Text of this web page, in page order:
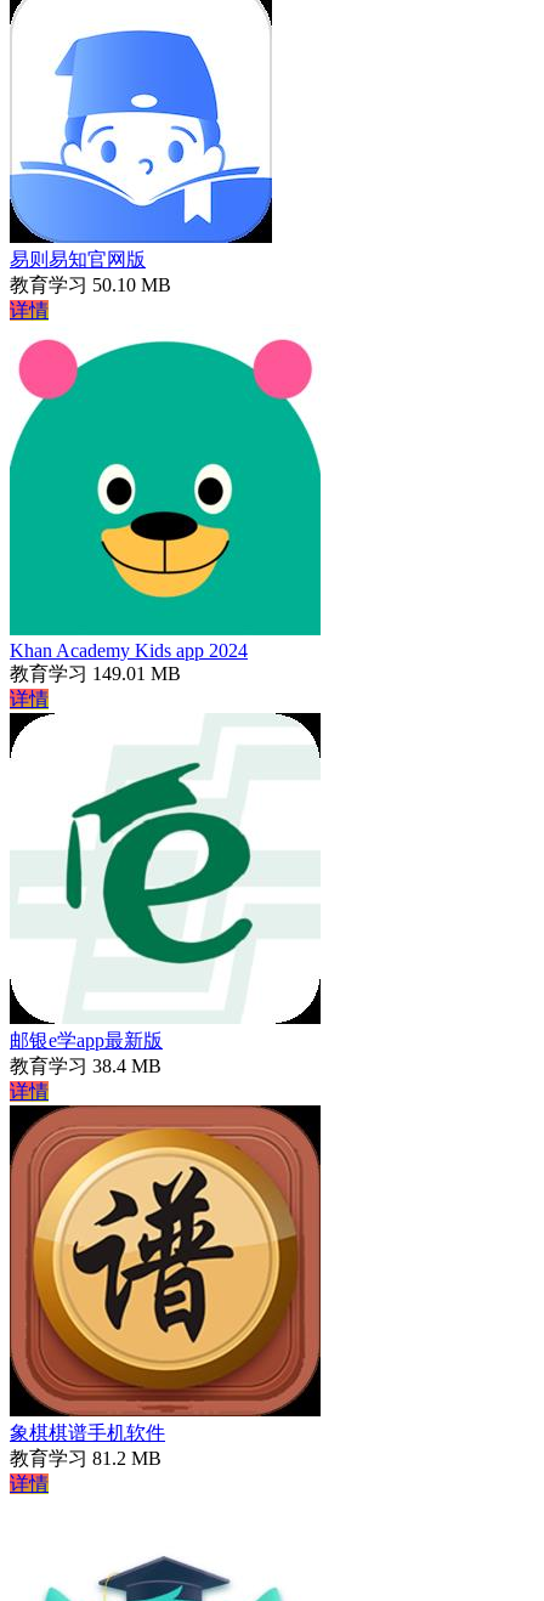
易则易知官网版
教育学习 50.10 MB
详情
Khan Academy Kids app 2024
教育学习 149.01 MB
详情
邮银e学app最新版
教育学习 38.4 MB
详情
象棋棋谱手机软件
教育学习 81.2 MB
详情